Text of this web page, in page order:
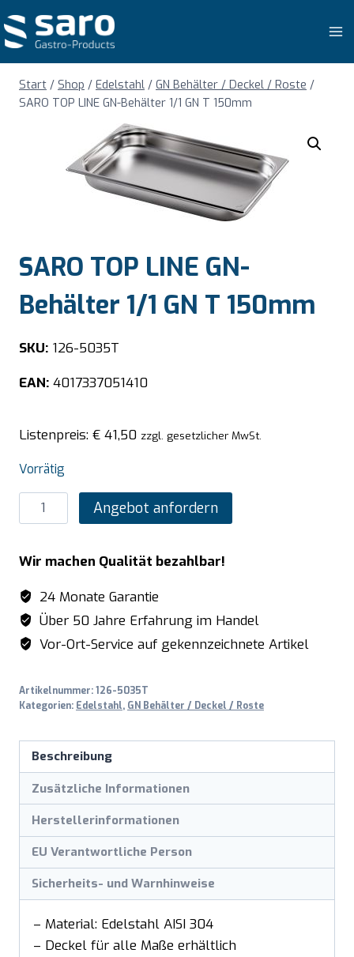
Inhalt
springen
Start / Shop / Edelstahl / GN Behälter / Deckel / Roste /
SARO TOP LINE GN-Behälter 1/1 GN T 150mm
SARO TOP LINE GN-
Behälter 1/1 GN T 150mm
SKU: 126-5035T
EAN: 4017337051410
Listenpreis: € 41,50 zzgl. gesetzlicher MwSt.
Vorrätig
SARO
TOP
GN-
Behälter
1/1
GN
T
Menge
Angebot anfordern
Wir machen Qualität bezahlbar!
24 Monate Garantie
Über 50 Jahre Erfahrung im Handel
Vor-Ort-Service auf gekennzeichnete Artikel
Artikelnummer:126-5035T
Kategorien: Edelstahl, GN Behälter / Deckel / Roste
Beschreibung
Zusätzliche Informationen
Herstellerinformationen
EU Verantwortliche Person
Sicherheits- und Warnhinweise
– Material: Edelstahl AISI 304
– Deckel für alle Maße erhältlich